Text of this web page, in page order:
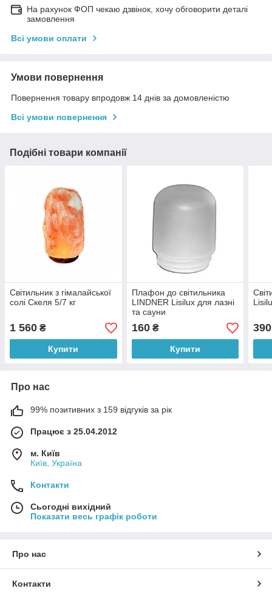
На рахунок ФОП чекаю дзвінок, хочу обговорити деталі
замовлення
Всі умови оплати
Умови повернення
Повернення товару впродовж 14 днів за домовленістю
Всі умови повернення
Подібні товари компанії
Світильник з гімалайської
солі Скеля 5/7 кг
1 560 ₴
Купити
Плафон до світильника
LINDNER Lisilux для лазні
та сауни
160₴
Купити
390
Про нас
99% позитивних з 159 відгуків за рік
Працює з 25.04.2012
м. Київ
Київ, Україна
Контакти
Сьогодні вихідний
Показати весь графік роботи
Про нас
Контакти